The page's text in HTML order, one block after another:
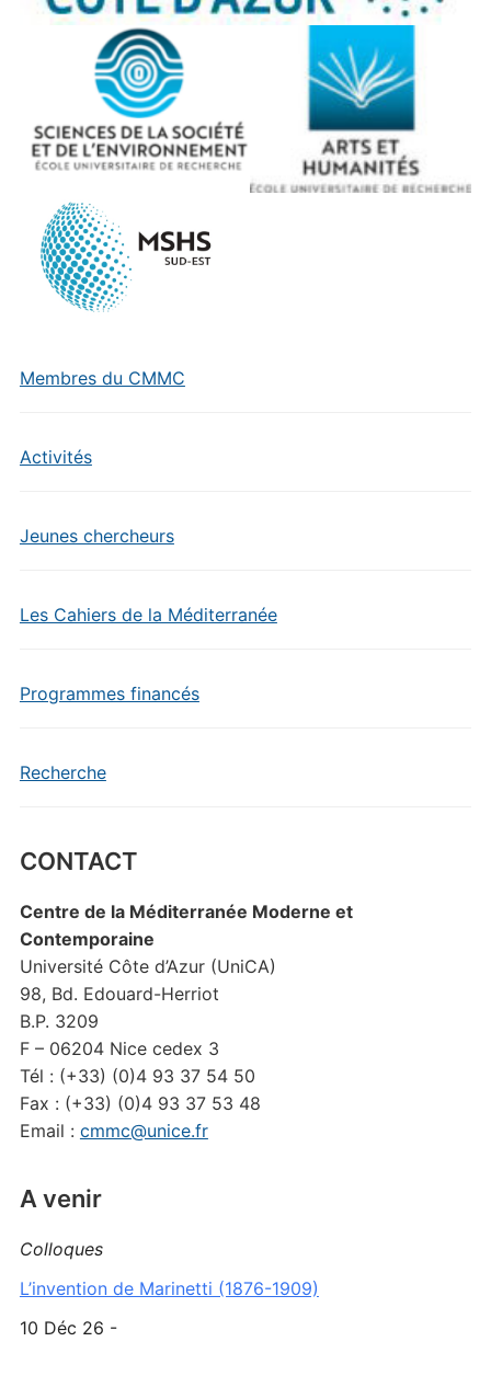
Membres du CMMC
Activités
Jeunes chercheurs
Les Cahiers de la Méditerranée
Programmes financés
Recherche
CONTACT
Centre de la Méditerranée Moderne et
Contemporaine
Université Côte d’Azur (UniCA)
98, Bd. Edouard-Herriot
B.P. 3209
F – 06204 Nice cedex 3
Tél : (+33) (0)4 93 37 54 50
Fax : (+33) (0)4 93 37 53 48
Email : cmmc@unice.fr
A venir
Colloques
L’invention de Marinetti (1876-1909)
10 Déc 26 -